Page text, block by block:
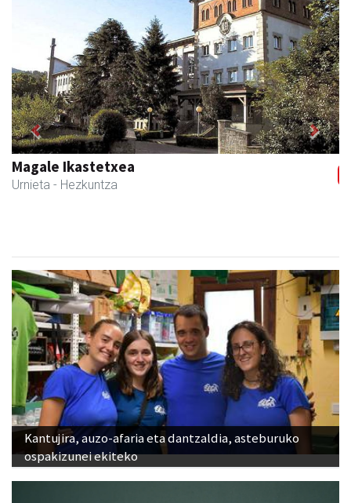
Magale Ikastetxea
Urnieta - Hezkuntza
Previous Next
Kantujira, auzo-afaria eta dantzaldia, asteburuko
ospakizunei ekiteko